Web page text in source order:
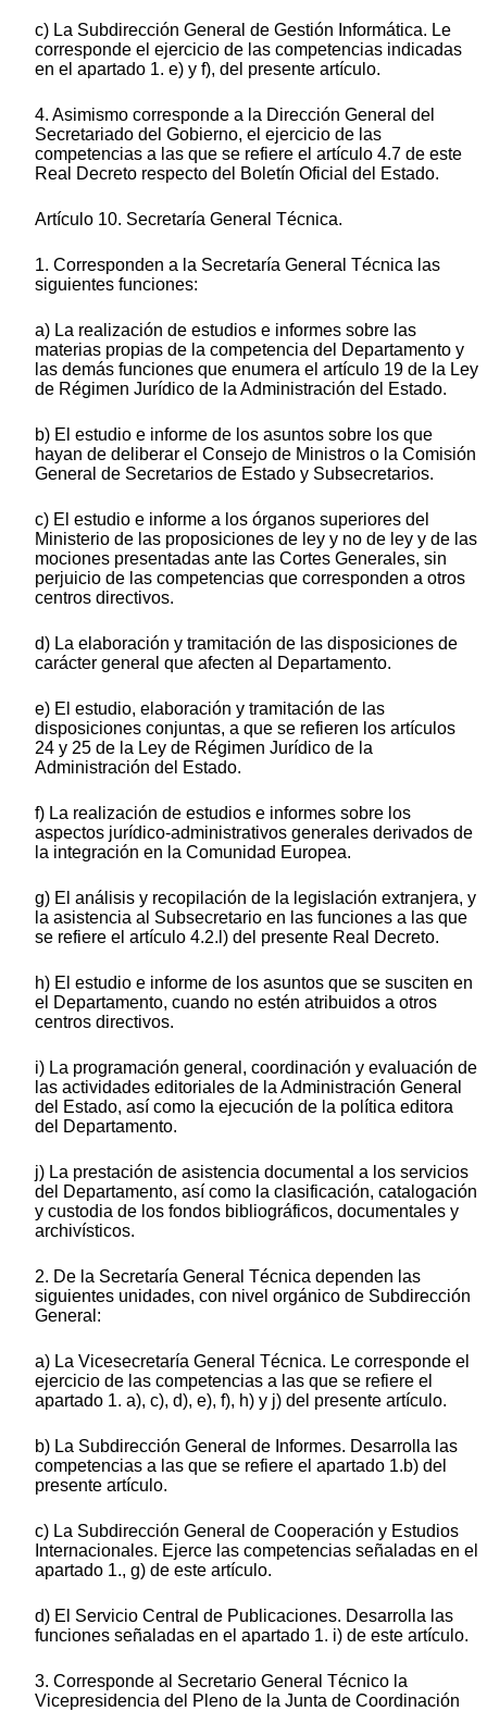
c) La Subdirección General de Gestión Informática. Le
corresponde el ejercicio de las competencias indicadas
en el apartado 1. e) y f), del presente artículo.
4. Asimismo corresponde a la Dirección General del
Secretariado del Gobierno, el ejercicio de las
competencias a las que se refiere el artículo 4.7 de este
Real Decreto respecto del Boletín Oficial del Estado.
Artículo 10. Secretaría General Técnica.
1. Corresponden a la Secretaría General Técnica las
siguientes funciones:
a) La realización de estudios e informes sobre las
materias propias de la competencia del Departamento y
las demás funciones que enumera el artículo 19 de la Ley
de Régimen Jurídico de la Administración del Estado.
b) El estudio e informe de los asuntos sobre los que
hayan de deliberar el Consejo de Ministros o la Comisión
General de Secretarios de Estado y Subsecretarios.
c) El estudio e informe a los órganos superiores del
Ministerio de las proposiciones de ley y no de ley y de las
mociones presentadas ante las Cortes Generales, sin
perjuicio de las competencias que corresponden a otros
centros directivos.
d) La elaboración y tramitación de las disposiciones de
carácter general que afecten al Departamento.
e) El estudio, elaboración y tramitación de las
disposiciones conjuntas, a que se refieren los artículos
24 y 25 de la Ley de Régimen Jurídico de la
Administración del Estado.
f) La realización de estudios e informes sobre los
aspectos jurídico-administrativos generales derivados de
la integración en la Comunidad Europea.
g) El análisis y recopilación de la legislación extranjera, y
la asistencia al Subsecretario en las funciones a las que
se refiere el artículo 4.2.l) del presente Real Decreto.
h) El estudio e informe de los asuntos que se susciten en
el Departamento, cuando no estén atribuidos a otros
centros directivos.
i) La programación general, coordinación y evaluación de
las actividades editoriales de la Administración General
del Estado, así como la ejecución de la política editora
del Departamento.
j) La prestación de asistencia documental a los servicios
del Departamento, así como la clasificación, catalogación
y custodia de los fondos bibliográficos, documentales y
archivísticos.
2. De la Secretaría General Técnica dependen las
siguientes unidades, con nivel orgánico de Subdirección
General:
a) La Vicesecretaría General Técnica. Le corresponde el
ejercicio de las competencias a las que se refiere el
apartado 1. a), c), d), e), f), h) y j) del presente artículo.
b) La Subdirección General de Informes. Desarrolla las
competencias a las que se refiere el apartado 1.b) del
presente artículo.
c) La Subdirección General de Cooperación y Estudios
Internacionales. Ejerce las competencias señaladas en el
apartado 1., g) de este artículo.
d) El Servicio Central de Publicaciones. Desarrolla las
funciones señaladas en el apartado 1. i) de este artículo.
3. Corresponde al Secretario General Técnico la
Vicepresidencia del Pleno de la Junta de Coordinación